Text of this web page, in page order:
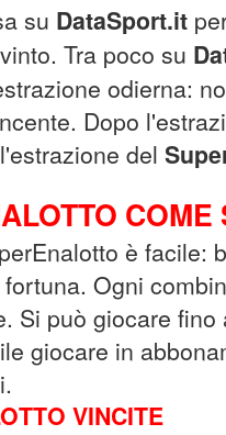
su DataSport.it
Tra poco su
odierna:
Dopo
del
COME
è facile:
Ogni
Si può giocare
giocare in
VINCITE